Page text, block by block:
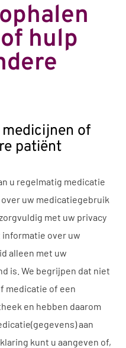
hulp
of
patiënt
u regelmatig medicatie
uw medicatiegebruik
met uw privacy
over uw
alleen met uw
is. We begrijpen dat niet
medicatie of een
en hebben daarom
aan
kunt u aangeven of,